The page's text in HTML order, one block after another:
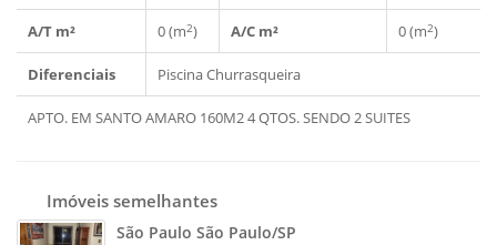
A/T m² 0 (m2) A/C m² 0 (m2)
Diferenciais PiscinaChurrasqueira
APTO. EM SANTO AMARO 160M2 4 QTOS. SENDO 2 SUITES
Imóveis semelhantes
São Paulo São Paulo/SP